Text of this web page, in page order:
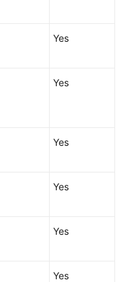
Yes
Yes
Yes
Yes
Yes
Yes